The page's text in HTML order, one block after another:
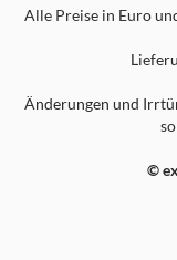
Alle Preise in Euro
Änderungen und
©